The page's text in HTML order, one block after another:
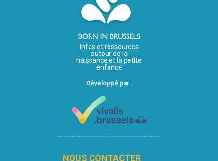
Infos et ressources
autour de la
naissance et la petite
enfance
Développé par :
NOUS CONTACTER